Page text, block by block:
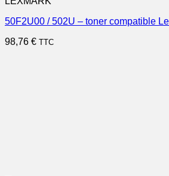
50F2U00 / 502U – toner compatible
98,76 € TTC